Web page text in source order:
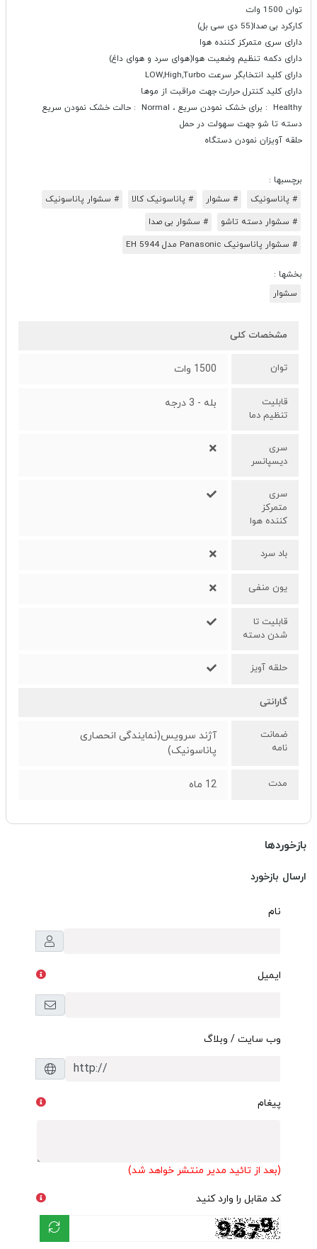
توان 1500 وات
کارکرد بی صدا(55 دی سی بل)
دارای سری متمرکز کننده هوا
دارای دکمه تنظیم وضعیت هوا(هوای سرد و هوای داغ)
دارای کلید انتخابگر سرعت LOW,High,Turbo
دارای کلید کنترل حرارت جهت مراقبت از موها
Healthy : برای خشک نمودن سریع ، Normal : حالت خشک نمودن سریع
دسته تا شو جهت سهولت در حمل
حلقه آویزان نمودن دستگاه
برچسبها :
# پاناسونیک
# سشوار # پاناسونیک کالا
# سشوار پاناسونیک
# سشوار دسته تاشو
# سشوار بی صدا
# سشوار پاناسونیک Panasonic مدل EH 5944
بخشها :
سشوار
مشخصات کلی
توان 1500 وات
قابلیت
تنظیم دما
بله - 3 درجه
سری
دیسپانسر
سری
متمرکز
کننده هوا
باد سرد
یون منفی
قابلیت تا
شدن دسته
حلقه آویز
گارانتی
ضمانت
نامه
آژند سرویس(نمایندگی انحصاری
پاناسونیک)
مدت 12 ماه
بازخوردها
ارسال بازخورد
نام
ایمیل
وب سایت / وبلاگ
پیغام
(بعد از تائید مدیر منتشر خواهد شد)
کد مقابل را وارد کنید